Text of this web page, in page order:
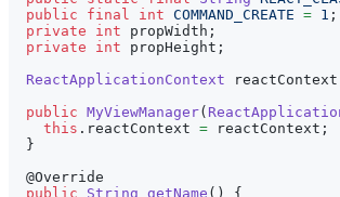
public
final int COMMAND_CREATE = 1 ;
private
int propWidth ;
private
int propHeight ;
ReactApplicationContext reactContext
public MyViewManager(
this . reactContext = reactContext ;
}
@Override
public
String getName ( )
{